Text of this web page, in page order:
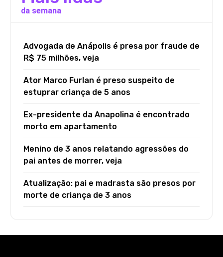
da semana
Advogada de Anápolis é presa por fraude de
R$ 75 milhões, veja
Ator Marco Furlan é preso suspeito de
estuprar criança de 5 anos
Ex-presidente da Anapolina é encontrado
morto em apartamento
Menino de 3 anos relatando agressões do
pai antes de morrer, veja
Atualização: pai e madrasta são presos por
morte de criança de 3 anos